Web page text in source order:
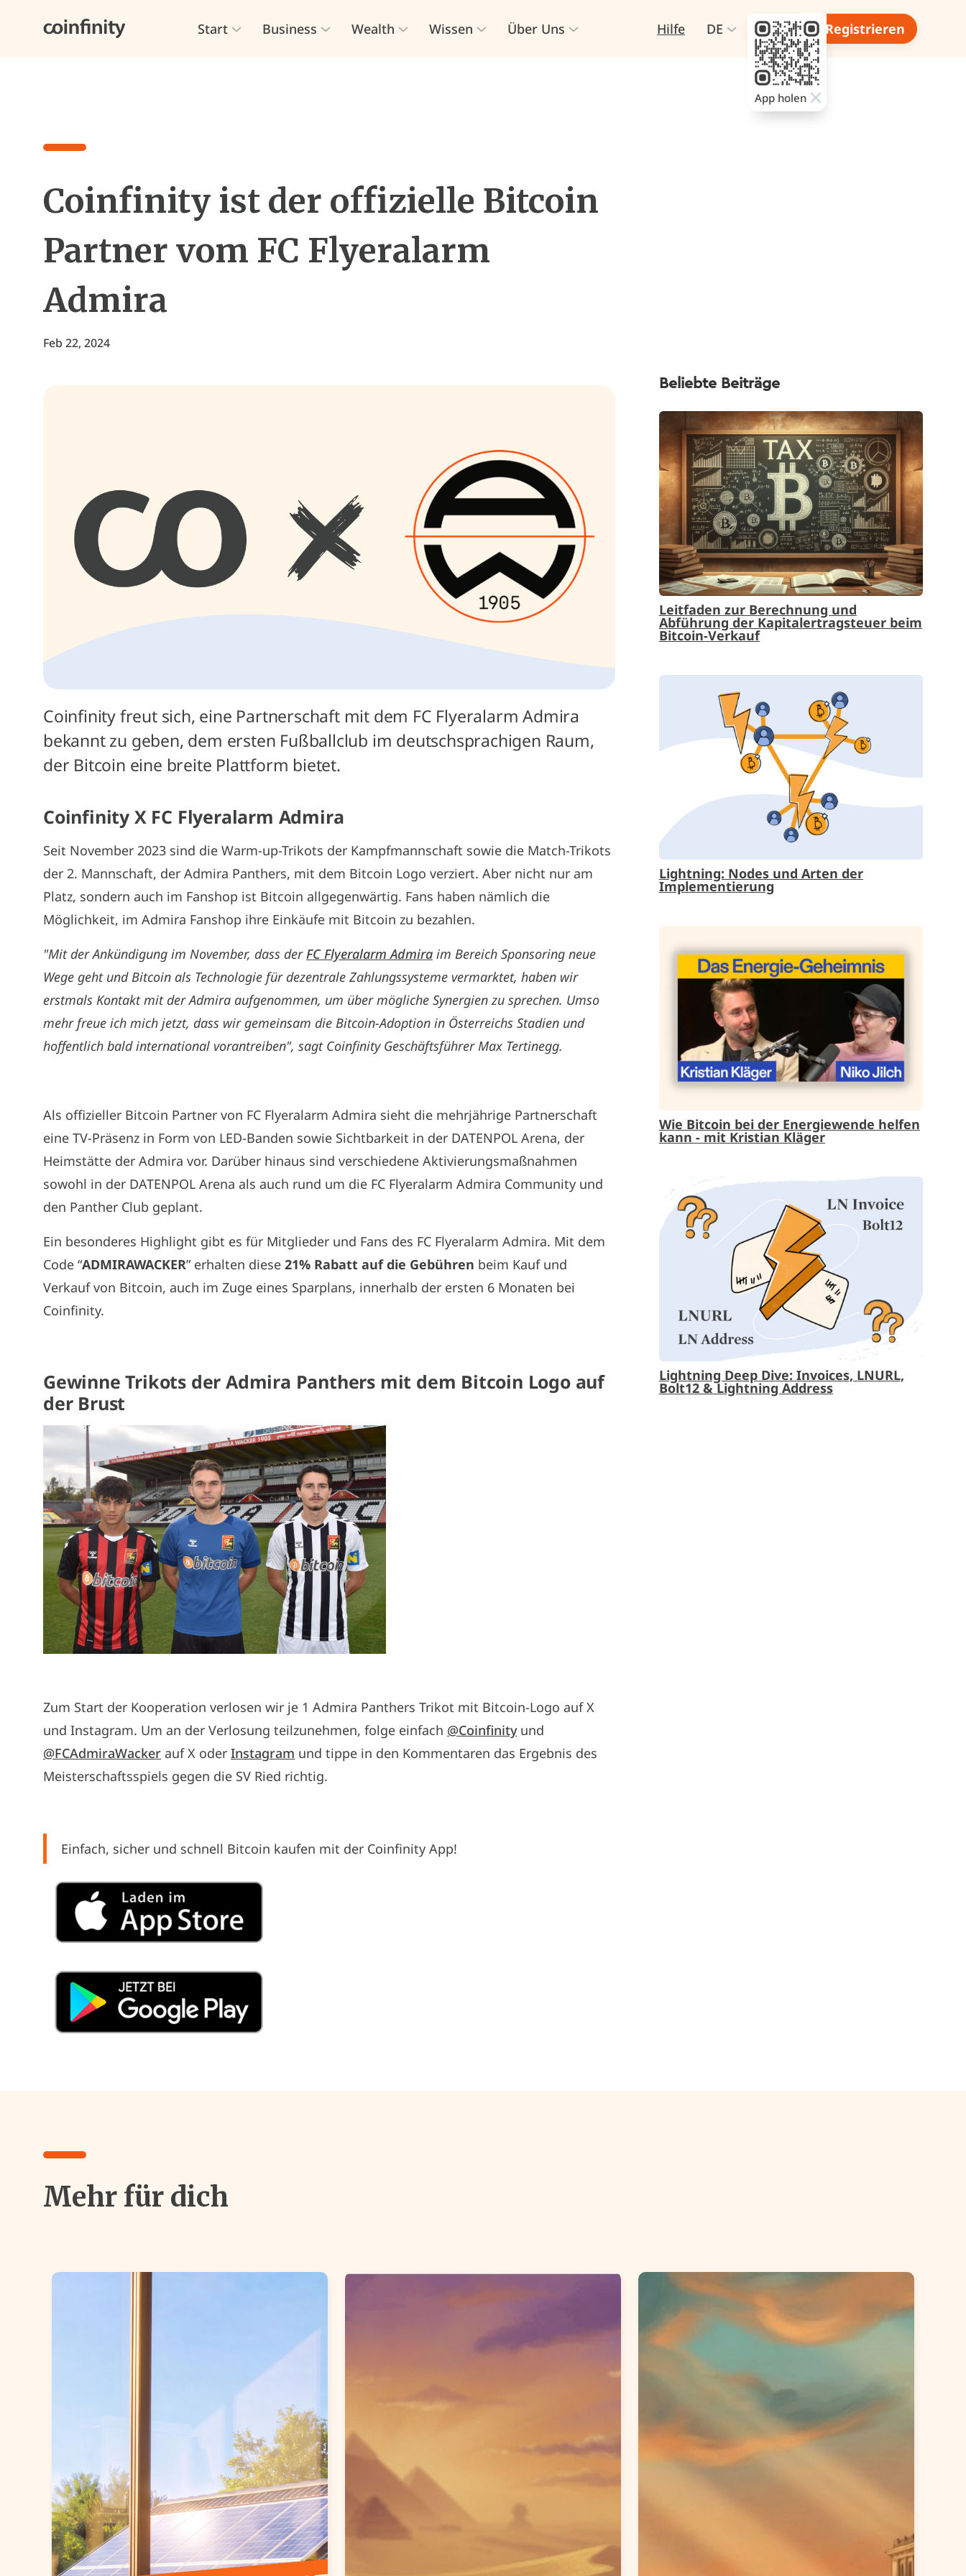
Start Business Wealth Wissen Über Uns Hilfe DE Login Registrieren
App holen
Coinfinity ist der offizielle Bitcoin
Partner vom FC Flyeralarm
Admira
Feb 22, 2024
Coinfinity freut sich, eine Partnerschaft mit dem FC Flyeralarm Admira
bekannt zu geben, dem ersten Fußballclub im deutschsprachigen Raum,
der Bitcoin eine breite Plattform bietet.
Coinfinity X FC Flyeralarm Admira
Seit November 2023 sind die Warm-up-Trikots der Kampfmannschaft sowie die Match-Trikots
der 2. Mannschaft, der Admira Panthers, mit dem Bitcoin Logo verziert. Aber nicht nur am
Platz, sondern auch im Fanshop ist Bitcoin allgegenwärtig. Fans haben nämlich die
Möglichkeit, im Admira Fanshop ihre Einkäufe mit Bitcoin zu bezahlen.
"Mit der Ankündigung im November, dass der FC Flyeralarm Admira im Bereich Sponsoring neue
Wege geht und Bitcoin als Technologie für dezentrale Zahlungssysteme vermarktet, haben wir
erstmals Kontakt mit der Admira aufgenommen, um über mögliche Synergien zu sprechen. Umso
mehr freue ich mich jetzt, dass wir gemeinsam die Bitcoin-Adoption in Österreichs Stadien und
hoffentlich bald international vorantreiben", sagt Coinfinity Geschäftsführer Max Tertinegg.
Als offizieller Bitcoin Partner von FC Flyeralarm Admira sieht die mehrjährige Partnerschaft
eine TV-Präsenz in Form von LED-Banden sowie Sichtbarkeit in der DATENPOL Arena, der
Heimstätte der Admira vor. Darüber hinaus sind verschiedene Aktivierungsmaßnahmen
sowohl in der DATENPOL Arena als auch rund um die FC Flyeralarm Admira Community und
den Panther Club geplant.
Ein besonderes Highlight gibt es für Mitglieder und Fans des FC Flyeralarm Admira. Mit dem
Code “ADMIRAWACKER” erhalten diese 21% Rabatt auf die Gebühren beim Kauf und
Verkauf von Bitcoin, auch im Zuge eines Sparplans, innerhalb der ersten 6 Monaten bei
Coinfinity.
Gewinne Trikots der Admira Panthers mit dem Bitcoin Logo auf
der Brust
Zum Start der Kooperation verlosen wir je 1 Admira Panthers Trikot mit Bitcoin-Logo auf X
und Instagram. Um an der Verlosung teilzunehmen, folge einfach @Coinfinityund
@FCAdmiraWacker auf X oder Instagram und tippe in den Kommentaren das Ergebnis des
Meisterschaftsspiels gegen die SV Ried richtig.
Einfach, sicher und schnell Bitcoin kaufen mit der Coinfinity App!
Beliebte Beiträge
Leitfaden zur Berechnung und
Abführung der Kapitalertragsteuer beim
Bitcoin-Verkauf
Lightning: Nodes und Arten der
Implementierung
Wie Bitcoin bei der Energiewende helfen
kann - mit Kristian Kläger
Lightning Deep Dive: Invoices, LNURL,
Bolt12 & Lightning Address
Mehr für dich